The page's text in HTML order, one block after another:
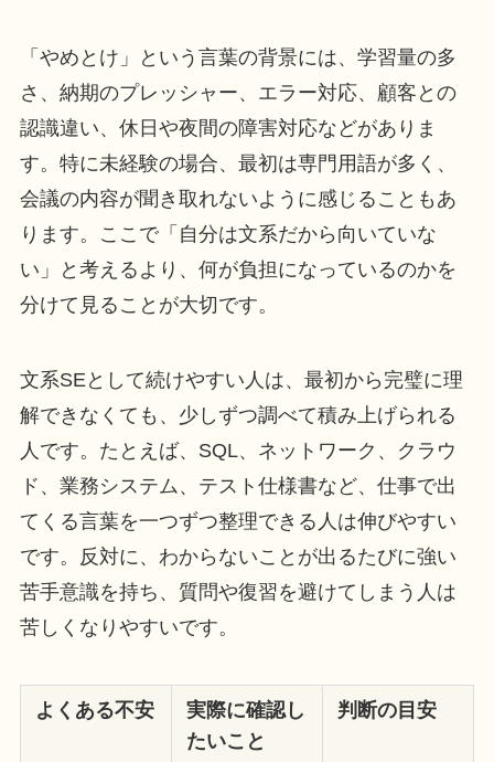
「やめとけ」という言葉の背景には、学習量の多
さ、納期のプレッシャー、エラー対応、顧客との
認識違い、休日や夜間の障害対応などがありま
す。特に未経験の場合、最初は専門用語が多く、
会議の内容が聞き取れないように感じることもあ
ります。ここで「自分は文系だから向いていな
い」と考えるより、何が負担になっているのかを
分けて見ることが大切です。
文系SEとして続けやすい人は、最初から完璧に理
解できなくても、少しずつ調べて積み上げられる
人です。たとえば、SQL、ネットワーク、クラウ
ド、業務システム、テスト仕様書など、仕事で出
てくる言葉を一つずつ整理できる人は伸びやすい
です。反対に、わからないことが出るたびに強い
苦手意識を持ち、質問や復習を避けてしまう人は
苦しくなりやすいです。
よくある不安
実際に確認し
たいこと
判断の目安